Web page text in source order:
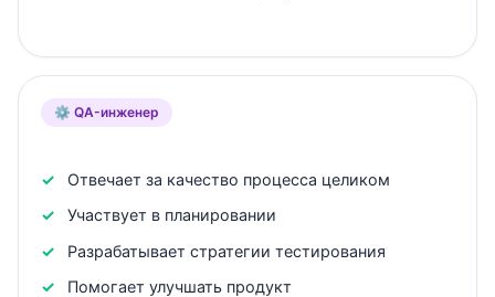
⚙️ QA-инженер
Отвечает за качество процесса целиком
Участвует в планировании
Разрабатывает стратегии тестирования
Помогает улучшать продукт